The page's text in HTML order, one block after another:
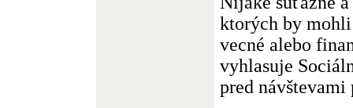
ktorých by
vecné alebo
vyhlasuje
pred